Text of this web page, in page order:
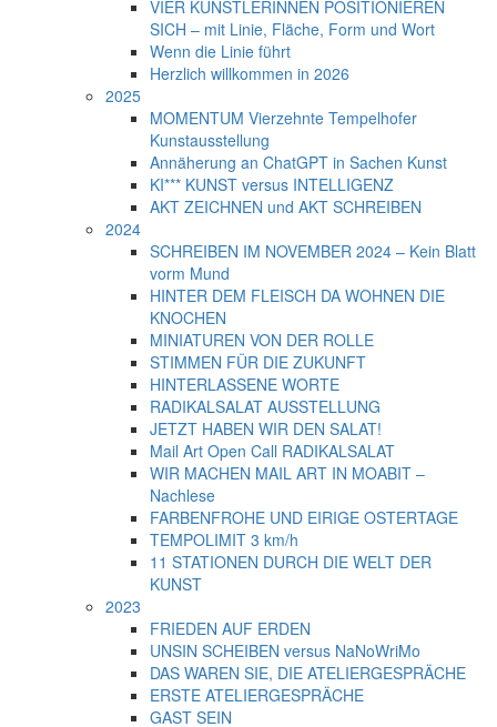
VIER KÜNSTLERINNEN POSITIONIEREN
SICH – mit Linie, Fläche, Form und Wort
Wenn die Linie führt
Herzlich willkommen in 2026
2025
MOMENTUM Vierzehnte Tempelhofer
Kunstausstellung
Annäherung an ChatGPT in Sachen Kunst
KI*** KUNST versus INTELLIGENZ
AKT ZEICHNEN und AKT SCHREIBEN
2024
SCHREIBEN IM NOVEMBER 2024 – Kein Blatt
vorm Mund
HINTER DEM FLEISCH DA WOHNEN DIE
KNOCHEN
MINIATUREN VON DER ROLLE
STIMMEN FÜR DIE ZUKUNFT
HINTERLASSENE WORTE
RADIKALSALAT AUSSTELLUNG
JETZT HABEN WIR DEN SALAT!
Mail Art Open Call RADIKALSALAT
WIR MACHEN MAIL ART IN MOABIT –
Nachlese
FARBENFROHE UND EIRIGE OSTERTAGE
TEMPOLIMIT 3 km/h
11 STATIONEN DURCH DIE WELT DER
KUNST
2023
FRIEDEN AUF ERDEN
UNSIN SCHEIBEN versus NaNoWriMo
DAS WAREN SIE, DIE ATELIERGESPRÄCHE
ERSTE ATELIERGESPRÄCHE
GAST SEIN